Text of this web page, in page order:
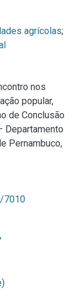
agrícolas;
nos
popular,
de Conclusão
Departamento
Pernambuco,
7010